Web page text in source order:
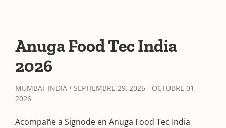
Anuga Food Tec India
2026
MUMBAI, INDIA • SEPTIEMBRE 29, 2026 - OCTUBRE 01,
2026
Acompañe a Signode en Anuga Food Tec India